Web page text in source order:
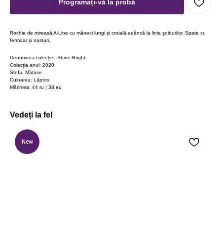
Programați-vă la probă
Rochie de mireasă A-Line cu mâneci lungi și croială adâncă la linia șoldurilor. Spate cu
fermoar și nasturi.
Denumirea colecției: Shine Bright
Colecția anul: 2020
Stofa: Mătase
Culoarea: Lăptos
Mărimea: 44 ru | 38 eu
Vedeți la fel
New